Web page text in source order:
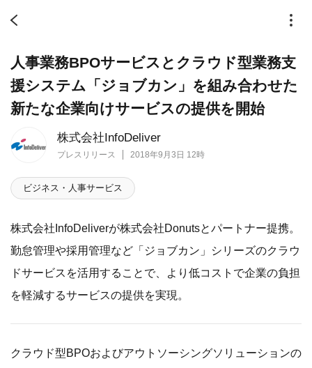
株式会社InfoDeliver
プレスリリース 2018年9月3日 12時
人事業務BPOサービスとクラウド型業務支
援システム「ジョブカン」を組み合わせた
新たな企業向けサービスの提供を開始
ビジネス・人事サービス
株式会社InfoDeliverが株式会社Donutsとパートナー提携。
勤怠管理や採用管理など「ジョブカン」シリーズのクラウ
ドサービスを活用することで、より低コストで企業の負担
を軽減するサービスの提供を実現。
クラウド型BPOおよびアウトソーシングソリューションの